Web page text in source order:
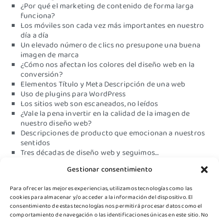
Gestionar consentimiento
Para ofrecer las mejores experiencias, utilizamos tecnologías como las
cookies para almacenar y/o acceder a la información del dispositivo. El
consentimiento de estas tecnologías nos permitirá procesar datos como el
comportamiento de navegación o las identificaciones únicas en este sitio. No
¿Por qué el marketing de contenido de forma larga
funciona?
Los móviles son cada vez más importantes en nuestro
día a día
Un elevado número de clics no presupone una buena
imagen de marca
¿Cómo nos afectan los colores del diseño web en la
conversión?
Elementos Título y Meta Descripción de una web
Uso de plugins para WordPress
Los sitios web son escaneados, no leídos
¿Vale la pena invertir en la calidad de la imagen de
nuestro diseño web?
Descripciones de producto que emocionan a nuestros
sentidos
Tres décadas de diseño web y seguimos…
Su alojamiento web no está en condiciones…está
Tener un sitio web que no sea funcional no generará
conversión
Premio de Turismo 2019